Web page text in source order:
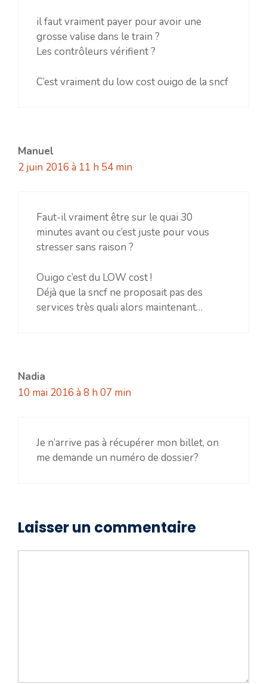
il faut vraiment payer pour avoir une
grosse valise dans le train ?
Les contrôleurs vérifient ?
C’est vraiment du low cost ouigo de la sncf
Manuel
2 juin 2016 à 11 h 54 min
Faut-il vraiment être sur le quai 30
minutes avant ou c’est juste pour vous
stresser sans raison ?
Ouigo c’est du LOW cost !
Déjà que la sncf ne proposait pas des
services très quali alors maintenant…
Nadia
10 mai 2016 à 8 h 07 min
Je n’arrive pas à récupérer mon billet, on
me demande un numéro de dossier?
Laisser un commentaire